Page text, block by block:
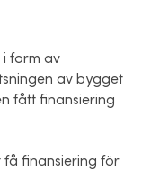
i form av
av bygget
fått finansiering
få finansiering för